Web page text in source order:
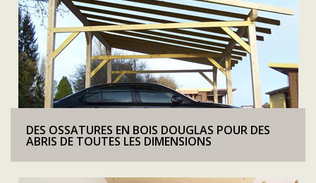
DES OSSATURES EN BOIS DOUGLAS POUR DES
ABRIS DE TOUTES LES DIMENSIONS